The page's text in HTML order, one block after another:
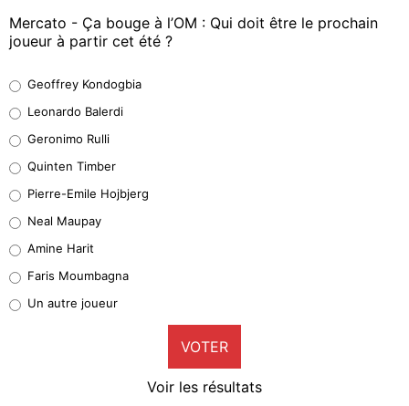
Mercato - Ça bouge à l’OM : Qui doit être le prochain
joueur à partir cet été ?
38%
32%
5%
1%
9%
Geoffrey Kondogbia
Leonardo Balerdi
Geronimo Rulli
Quinten Timber
Pierre-Emile Hojbjerg
Neal Maupay
Amine Harit
Faris Moumbagna
Un autre joueur
VOTER
Voir les résultats